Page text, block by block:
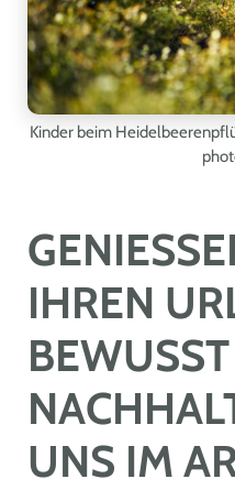
Kinder beim
HREN
EWUSST
NS IM